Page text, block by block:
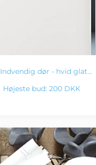
Indvendig dør - hvid glat…
Højeste bud: 200 DKK